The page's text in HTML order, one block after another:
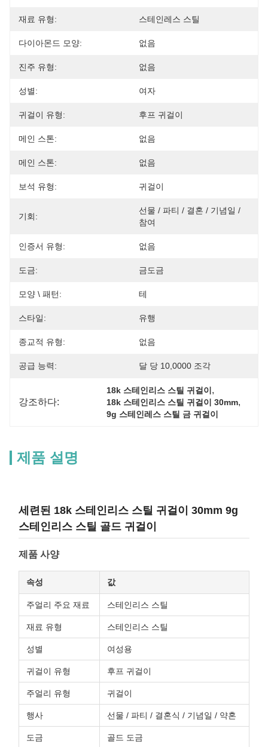
재료 유형: 스테인레스 스틸
다이아몬드 모양: 없음
진주 유형: 없음
성별: 여자
귀걸이 유형: 후프 귀걸이
메인 스톤: 없음
메인 스톤: 없음
보석 유형: 귀걸이
기회:
선물 / 파티 / 결혼 / 기념일 /
참여
인증서 유형: 없음
도금: 금도금
모양 \ 패턴: 테
스타일: 유행
종교적 유형: 없음
공급 능력: 달 당 10,0000 조각
강조하다:
18k 스테인리스 스틸 귀걸이 ,
18k 스테인리스 스틸 귀걸이 30mm,
9g 스테인레스 스틸 금 귀걸이
제품 설명
세련된 18k 스테인리스 스틸 귀걸이 30mm 9g
스테인리스 스틸 골드 귀걸이
제품 사양
속성 값
주얼리 주요 재료 스테인리스 스틸
재료 유형 스테인리스 스틸
성별 여성용
귀걸이 유형 후프 귀걸이
주얼리 유형 귀걸이
행사 선물 / 파티 / 결혼식 / 기념일 / 약혼
도금 골드 도금